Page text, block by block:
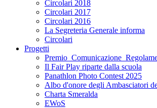
Circolari 2018
Circolari 2017
Circolari 2016
La Segreteria Generale informa
Circolari
Progetti
Il Fair Play riparte dalla scuola
Panathlon Photo Contest 2025
Albo d'onore degli Ambasciatori
Charta Smeralda
EWoS